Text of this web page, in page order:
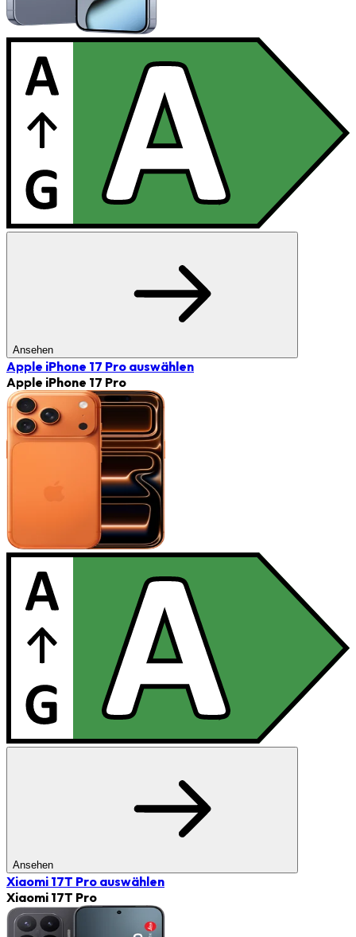
Ansehen
Apple iPhone 17 Pro auswählen
Apple iPhone 17 Pro
Ansehen
Xiaomi 17T Pro auswählen
Xiaomi 17T Pro